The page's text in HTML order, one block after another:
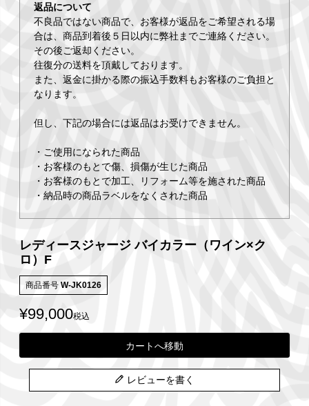
返品について
不良品ではない商品で、お客様が返品をご希望される場
合は、商品到着後５日以内に弊社までご連絡ください。
その後ご返却ください。
往復分の送料を頂戴しております。
また、返金に掛かる際の振込手数料もお客様のご負担と
なります。
但し、下記の場合には返品はお受けできません。
・ご使用になられた商品
・お客様のもとで傷、損傷が生じた商品
・お客様のもとで加工、リフォーム等を施された商品
・納品時の商品ラベルをなくされた商品
レディースジャージ バイカラー（ワイン×ク
ロ）F
商品番号 W-JK0126
¥99,000税込
カートへ移動
レビューを書く